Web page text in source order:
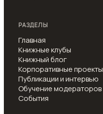
РАЗДЕЛЫ
Главная
Книжные клубы
Книжный блог
Корпоративные проекты
Публикации и интервью
Обучение модераторов
События